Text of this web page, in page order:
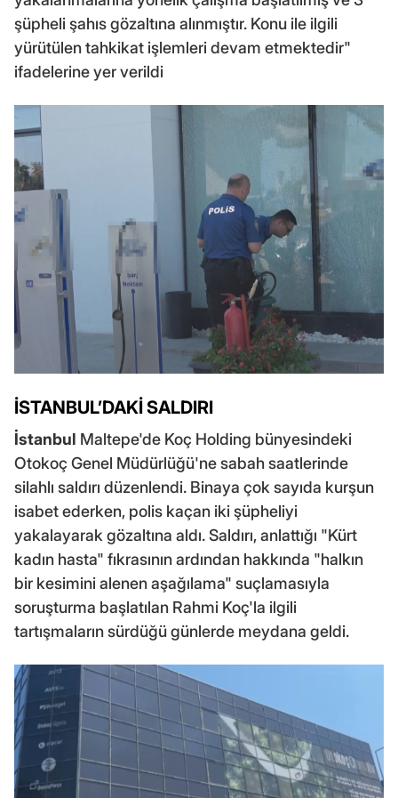
şüpheli şahıs gözaltına alınmıştır. Konu ile ilgili
yürütülen tahkikat işlemleri devam etmektedir"
ifadelerine yer verildi
İSTANBUL’DAKİ SALDIRI
İstanbul Maltepe'de Koç Holding bünyesindeki
Otokoç Genel Müdürlüğü'ne sabah saatlerinde
silahlı saldırı düzenlendi. Binaya çok sayıda kurşun
isabet ederken, polis kaçan iki şüpheliyi
yakalayarak gözaltına aldı. Saldırı, anlattığı "Kürt
kadın hasta" fıkrasının ardından hakkında "halkın
bir kesimini alenen aşağılama" suçlamasıyla
soruşturma başlatılan Rahmi Koç'la ilgili
tartışmaların sürdüğü günlerde meydana geldi.